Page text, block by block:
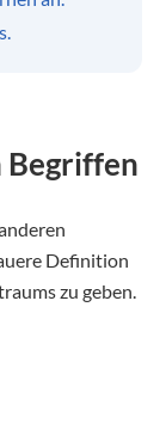
Definition
zu geben.